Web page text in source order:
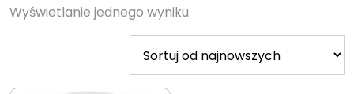
Wyświetlanie jednego wyniku